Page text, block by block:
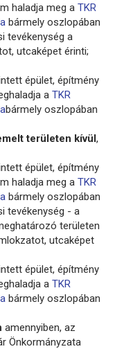
haladja meg a TKR
bármely oszlopában
tevékenység a
utcaképet érinti;
épület, építmény
a TKR
bármely oszlopában
területen kívül,
épület, építmény
haladja meg a TKR
bármely oszlopában
tevékenység - a
területen
utcaképet
épület, építmény
a TKR
bármely oszlopában
amennyiben, az
Önkormányzata